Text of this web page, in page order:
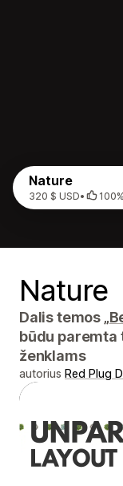
Nature
320 $ USD• 100%
Nature
Dalis temos „
būdu paremta
ženklams
autorius Red Plug